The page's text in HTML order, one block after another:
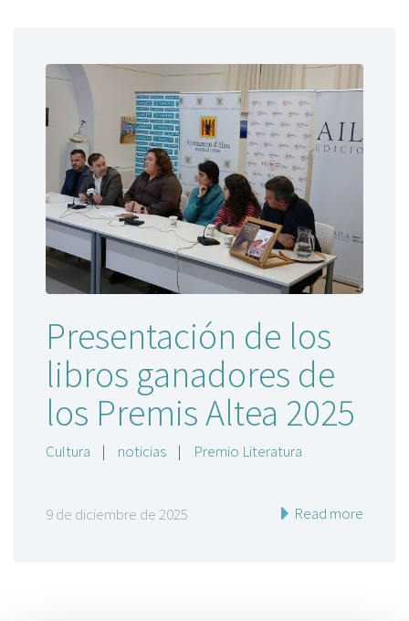
Presentación de los
libros ganadores de
los Premis Altea 2025
Cultura | noticias | Premio Literatura
9 de diciembre de 2025 Read more